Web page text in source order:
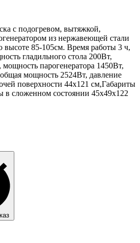
с подогревом, вытяжкой,
из нержавеющей стали
высоте 85-105см. Время работы 3 ч,
гладильного стола 200Вт,
парогенератора 1450Вт,
мощность 2524Вт, давление
поверхности 44х121 см,Габариты
в сложенном состоянии 45х49х122